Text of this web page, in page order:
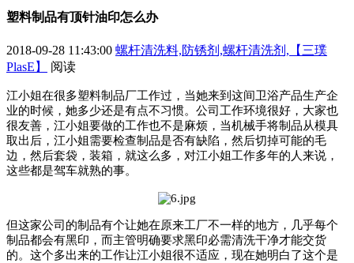
塑料制品有顶针油印怎么办
2018-09-28 11:43:00 螺杆清洗料,防锈剂,螺杆清洗剂,【三璞
PlasE】
阅读
江小姐在很多塑料制品厂工作过，当她来到这间卫浴产品生产企
业的时候，她多少还是有点不习惯。公司工作环境很好，大家也
很友善，江小姐要做的工作也不是麻烦，当机械手将制品从模具
取出后，江小姐需要检查制品是否有缺陷，然后切掉可能的毛
边，然后套袋，装箱，就这么多，对江小姐工作多年的人来说，
这些都是驾车就熟的事。
但这家公司的制品有个让她在原来工厂不一样的地方，几乎每个
制品都会有黑印，而主管明确要求黑印必需清洗干净才能交货
的。这个多出来的工作让江小姐很不适应，现在她明白了这个是